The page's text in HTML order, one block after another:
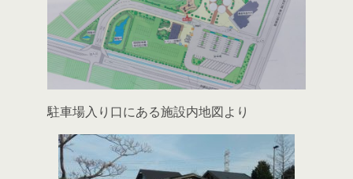
駐車場入り口にある施設内地図より